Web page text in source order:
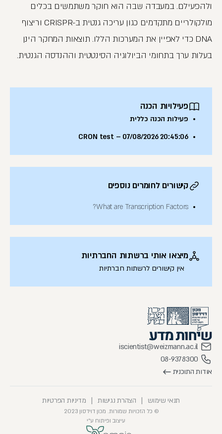
ולהפעילם. במעבדה שבה הוא חוקר משתמשים בכלים
מולקולריים מתקדמים כגון עריכה גנטית ב-CRISPR וריצוף
DNA כדי לאפיין את המערכות הללו. תוצאות המחקר הינן
בעלות ערך בתחומי הביולוגיה הסינטטית וההנדסה הגנטית.
פעילויות הכנה
פעילות הכנה כללית
CRON test – 07/08/2026 20:45:06
קישורים לחומרים נוספים
What are Transcription Factors?
מיצאו אותי ברשתות החברתיות
אין קישורים לרשתות חברתיות
אודות התוכנית
08-9378300
iscientist@weizmann.ac.il
© כל הזכויות שמורות. מכון דוידסון 2023
עיצוב ופיתוח ע״י
תנאי שימוש | הצהרת נגישות | מדיניות הפרטיות